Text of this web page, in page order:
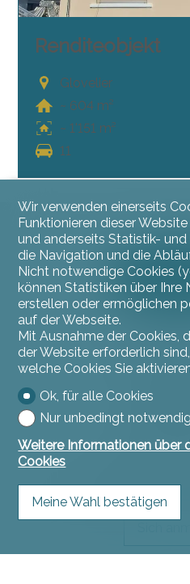
Renditeobjekt
Glovelier
~ 604 m²
~ 1'151 m²
11
L'instant
2900
Tel.032
Verpassen Sie keine Objekte,
Wir verwenden einerseits
Funktionieren dieser
und anderseits Statistik-
die Navigation und die
Nicht notwendige Cookies
können Statistiken über Ihre
erstellen oder ermöglichen
auf der Webseite.
Mit Ausnahme der Cookies,
der Website erforderlich
welche Cookies Sie
Ok, für alle Cookies
Nur unbedingt
Weitere Informationen über
Cookies
Meine Wahl bestätigen